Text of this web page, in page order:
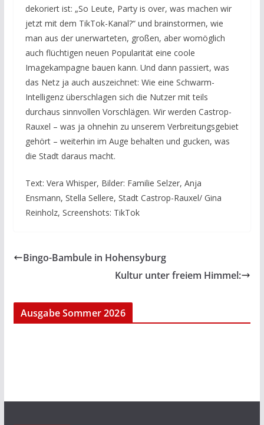
dekoriert ist: „So Leute, Party is over, was machen wir
jetzt mit dem TikTok-Kanal?“ und brainstormen, wie
man aus der unerwarteten, großen, aber womöglich
auch flüchtigen neuen Popularität eine coole
Imagekampagne bauen kann. Und dann passiert, was
das Netz ja auch auszeichnet: Wie eine Schwarm-
Intelligenz überschlagen sich die Nutzer mit teils
durchaus sinnvollen Vorschlägen. Wir werden Castrop-
Rauxel – was ja ohnehin zu unserem Verbreitungsgebiet
gehört – weiterhin im Auge behalten und gucken, was
die Stadt daraus macht.
Text: Vera Whisper, Bilder: Familie Selzer, Anja
Ensmann, Stella Sellere, Stadt Castrop-Rauxel/ Gina
Reinholz, Screenshots: TikTok
Bingo-Bambule in Hohensyburg
Kultur unter freiem Himmel:
Ausgabe Sommer 2026